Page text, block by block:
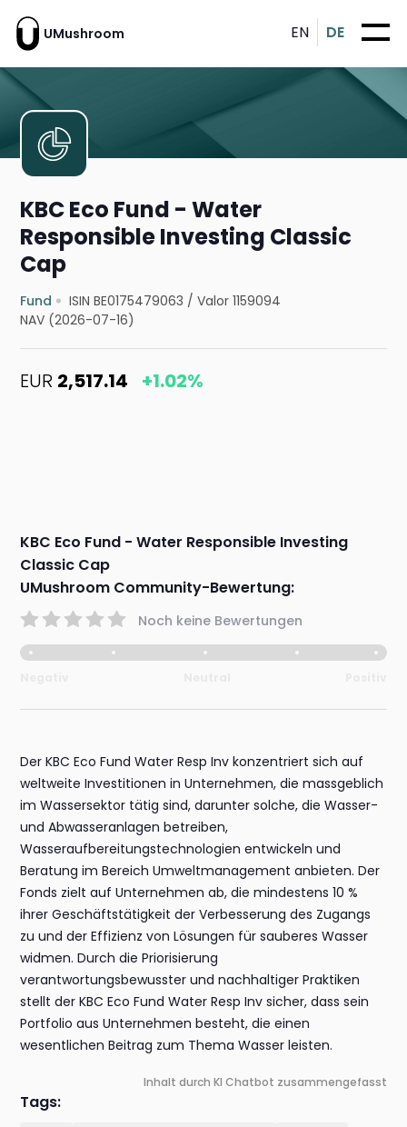
UMushroom EN DE
KBC Eco Fund - Water
Responsible Investing Classic
Cap
Fund ISIN BE0175479063 /Valor 1159094
NAV (2026-07-16)
EUR 2,517.14 +1.02%
KBC Eco Fund - Water Responsible Investing
Classic Cap
UMushroom Community-Bewertung:
Noch keine Bewertungen
Der KBC Eco Fund Water Resp Inv konzentriert sich auf
weltweite Investitionen in Unternehmen, die massgeblich
im Wassersektor tätig sind, darunter solche, die Wasser-
und Abwasseranlagen betreiben,
Wasseraufbereitungstechnologien entwickeln und
Beratung im Bereich Umweltmanagement anbieten. Der
Fonds zielt auf Unternehmen ab, die mindestens 10 %
ihrer Geschäftstätigkeit der Verbesserung des Zugangs
zu und der Effizienz von Lösungen für sauberes Wasser
widmen. Durch die Priorisierung
verantwortungsbewusster und nachhaltiger Praktiken
stellt der KBC Eco Fund Water Resp Inv sicher, dass sein
Portfolio aus Unternehmen besteht, die einen
wesentlichen Beitrag zum Thema Wasser leisten.
Inhalt durch KI Chatbot zusammengefasst
Tags: